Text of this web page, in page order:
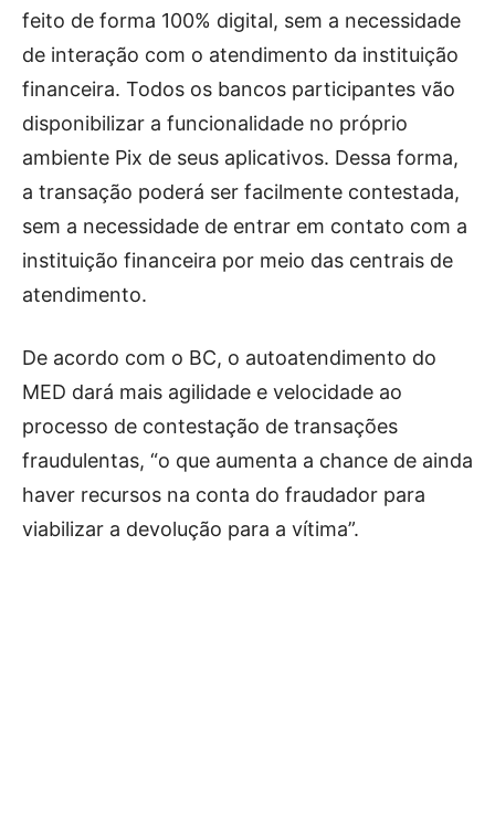
feito de forma 100% digital, sem a necessidade
de interação com o atendimento da instituição
financeira. Todos os bancos participantes vão
disponibilizar a funcionalidade no próprio
ambiente Pix de seus aplicativos. Dessa forma,
a transação poderá ser facilmente contestada,
sem a necessidade de entrar em contato com a
instituição financeira por meio das centrais de
atendimento.
De acordo com o BC, o autoatendimento do
MED dará mais agilidade e velocidade ao
processo de contestação de transações
fraudulentas, “o que aumenta a chance de ainda
haver recursos na conta do fraudador para
viabilizar a devolução para a vítima”.